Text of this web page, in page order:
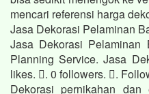
mencari referensi harga
Jasa Dekorasi Pelaminan
Jasa Dekorasi Pelaminan
Planning Service. Jasa
likes. 󱞋. 0 followers. 󱙶.
Dekorasi pernikahan